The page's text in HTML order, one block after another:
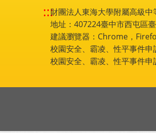
:::財團法人東海大學附屬高級中
地址：407224臺中市西屯區
建議瀏覽器：Chrome，
校園安全、霸凌、性平事件
校園安全、霸凌、性平事件